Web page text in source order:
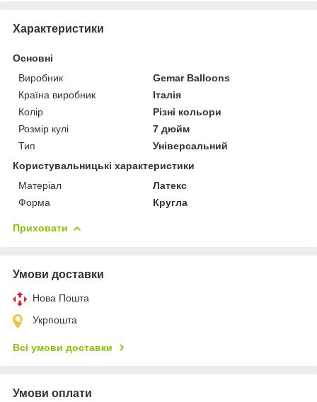
Характеристики
Основні
Виробник
Gemar Balloons
Країна виробник
Італія
Колір
Різні кольори
Розмір кулі
7 дюйм
Тип
Універсальний
Користувальницькі характеристики
Матеріал
Латекс
Форма
Кругла
Приховати
Умови доставки
Нова Пошта
Укрпошта
Всі умови доставки
Умови оплати